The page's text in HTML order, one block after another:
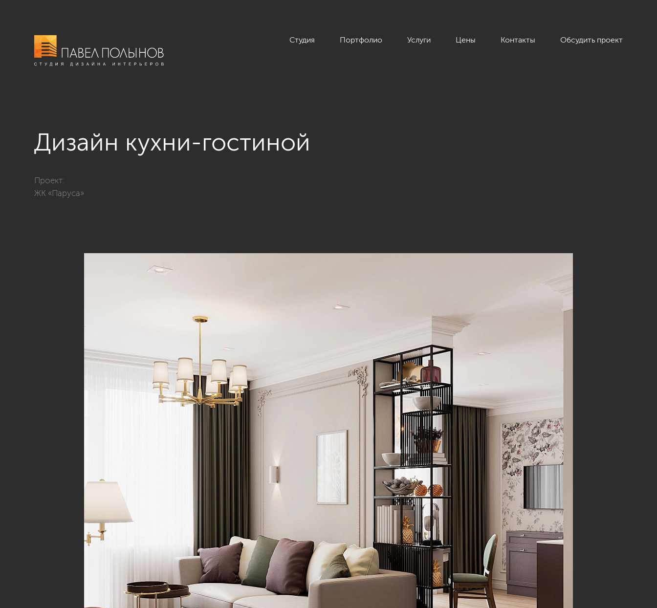
Студия Портфолио Услуги Цены Контакты Обсудить проект
Дизайн кухни-гостиной
Проект:
ЖК «Паруса»